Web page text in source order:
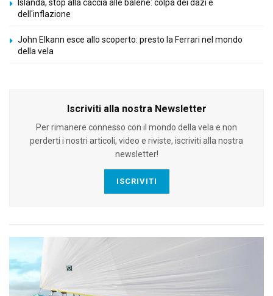
Islanda, stop alla caccia alle balene: colpa dei dazi e
dell'inflazione
John Elkann esce allo scoperto: presto la Ferrari nel mondo
della vela
Iscriviti alla nostra Newsletter
Per rimanere connesso con il mondo della vela e non
perderti i nostri articoli, video e riviste, iscriviti alla nostra
newsletter!
ISCRIVITI